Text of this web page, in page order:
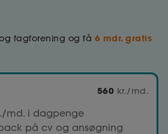
fagforening og få 6 mdr. gratis
560 kr./md.
md. i dagpenge
på cv og ansøgning